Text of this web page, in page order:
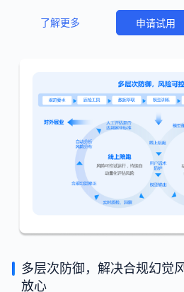
了解更多 申请试用
多层次防御，解决合规幻觉
放心